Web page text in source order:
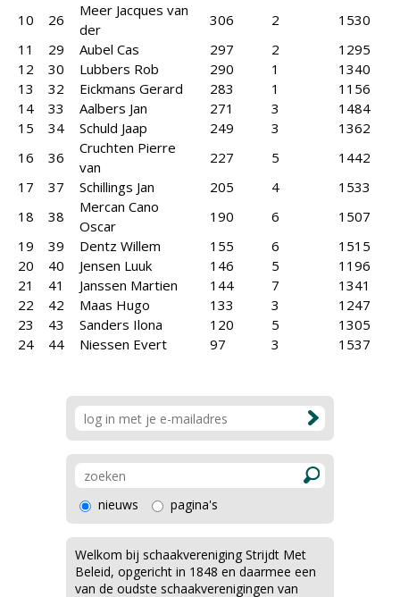
10 26
Meer Jacques van
der
306 2
1530
11 29 Aubel Cas 297 2
1295
12 30 Lubbers Rob 290 1
1340
13 32 Eickmans Gerard 283 1
1156
14 33 Aalbers Jan 271 3
1484
15 34 Schuld Jaap 249 3
1362
16 36
Cruchten Pierre
van
227 5
1442
17 37 Schillings Jan 205 4
1533
18 38
Mercan Cano
Oscar
190 6
1507
19 39 Dentz Willem 155 6
1515
20 40 Jensen Luuk 146 5
1196
21 41 Janssen Martien 144 7
1341
22 42 Maas Hugo 133 3
1247
23 43 Sanders Ilona 120 5
1305
24 44 Niessen Evert 97 3 1537
nieuws pagina's
Welkom bij schaakvereniging Strijdt Met
Beleid, opgericht in 1848 en daarmee een
van de oudste schaakverenigingen van